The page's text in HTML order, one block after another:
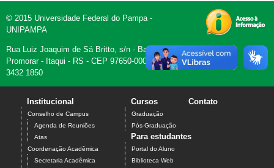
© 2015 Universidade Federal do Pampa -
UNIPAMPA
Rua Luiz Joaquim de Sá Britto, s/n - Bairro
Promorar - Itaqui - RS - CEP 97650-000 - Fone (55)
3432 1850
Institucional
Conselho de Campus
Agenda de Reuniões
Atas
Coordenação Acadêmica
Secretaria Acadêmica
Cursos
Graduação
Pós-Graduação
Contato
Para estudantes
Portal do Aluno
Biblioteca Web